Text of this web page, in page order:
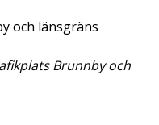
och länsgräns
Brunnby och